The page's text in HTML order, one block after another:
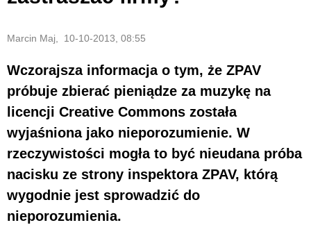
Marcin Maj, 10-10-2013, 08:55
Wczorajsza informacja o tym, że ZPAV
próbuje zbierać pieniądze za muzykę na
licencji Creative Commons została
wyjaśniona jako nieporozumienie. W
rzeczywistości mogła to być nieudana próba
nacisku ze strony inspektora ZPAV, którą
wygodnie jest sprowadzić do
nieporozumienia.